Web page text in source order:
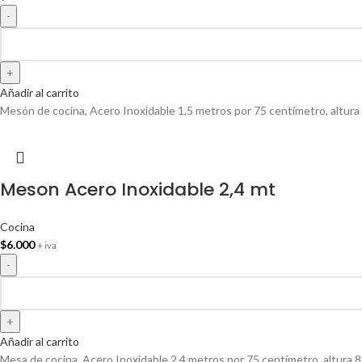
Añadir al carrito
Mesón de cocina, Acero Inoxidable 1,5 metros por 75 centímetro,
Meson Acero Inoxidable 2,4 mt
Cocina
$6.000 + iva
Añadir al carrito
Mesa de cocina, Acero Inoxidable 2,4 metros por 75 centímetro, altura